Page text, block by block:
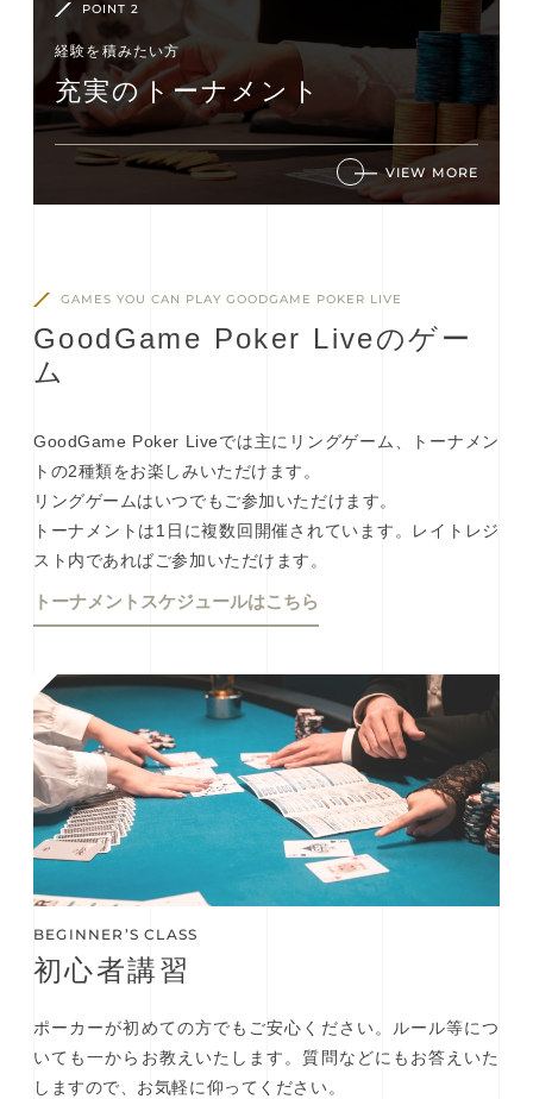
POINT 2
経験を積みたい⽅
充実のトーナメント
VIEW MORE
GAMES YOU CAN PLAY GOODGAME POKER LIVE
GoodGame Poker Liveのゲー
ム
GoodGame Poker Liveでは主にリングゲーム、トーナメン
トの2種類をお楽しみいただけます。
リングゲームはいつでもご参加いただけます。
トーナメントは1日に複数回開催されています。レイトレジ
スト内であればご参加いただけます。
トーナメントスケジュールはこちら
BEGINNER’S CLASS
初⼼者講習
ポーカーが初めての方でもご安心ください。ルール等につ
いても一からお教えいたします。質問などにもお答えいた
しますので、お気軽に仰ってください。